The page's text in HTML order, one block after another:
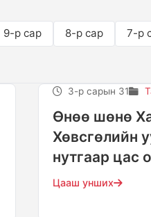
9-р сар 8-р сар 7-р
3-р сарын 31
Өнөө шөнө
Хөвсгөлийн
нутгаар цас
Цааш унших